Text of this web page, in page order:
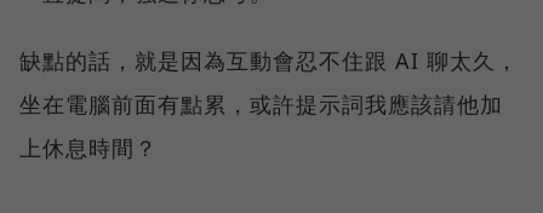
缺點的話，就是因為互動會忍不住跟 AI 聊太久，
坐在電腦前面有點累，或許提示詞我應該請他加
上休息時間？